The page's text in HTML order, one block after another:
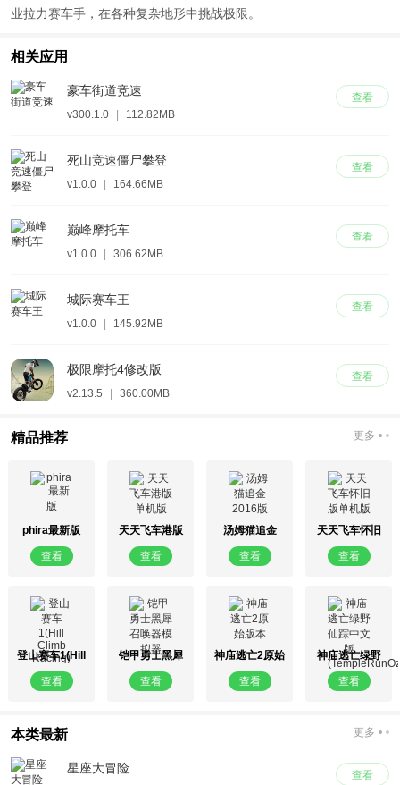
业拉力赛车手，在各种复杂地形中挑战极限。
相关应用
查看
豪车街道竞速
v300.1.0 112.82MB
查看
死山竞速僵尸攀登
v1.0.0 164.66MB
查看
巅峰摩托车
v1.0.0 306.62MB
查看
城际赛车王
v1.0.0 145.92MB
查看
极限摩托4修改版
v2.13.5 360.00MB
精品推荐 更多
phira最新版
查看
天天飞车港版
单机版
查看
汤姆猫追金
2016版
查看
天天飞车怀旧
版单机版
查看
登山赛车1(Hill
Climb Racing)
查看
铠甲勇士黑犀
召唤器模拟器
查看
神庙逃亡2原始
版本
查看
神庙逃亡绿野
仙踪中文版
(TempleRunOz)
查看
本类最新 更多
查看
星座大冒险